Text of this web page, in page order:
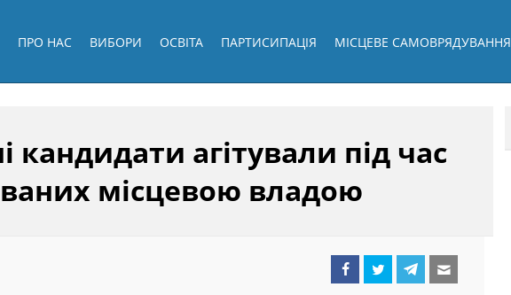
ПРО НАС ВИБОРИ ОСВІТА ПАРТИСИПАЦІЯ МІСЦЕВЕ САМОВРЯДУВАННЯ
кандидати агітували під час
місцевою владою